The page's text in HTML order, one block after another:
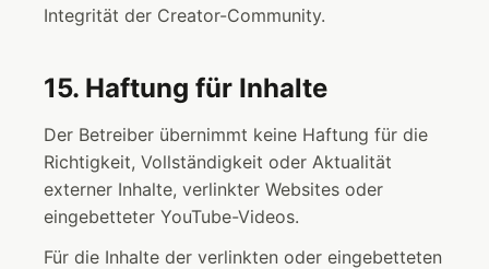
Integrität der Creator-Community.
15. Haftung für Inhalte
Der Betreiber übernimmt keine Haftung für die
Richtigkeit, Vollständigkeit oder Aktualität
externer Inhalte, verlinkter Websites oder
eingebetteter YouTube-Videos.
Für die Inhalte der verlinkten oder eingebetteten